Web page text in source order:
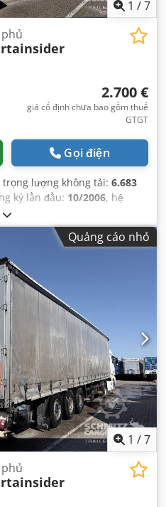
1 /7
2.700 €
giá cố định chưa bao gồm thuế
GTGT
Gọi điện
trọng lượng không tải: 6.683
ký lần đầu: 10/2006, hệ
sản xuất:
Quảng cáo nhỏ
1 /7